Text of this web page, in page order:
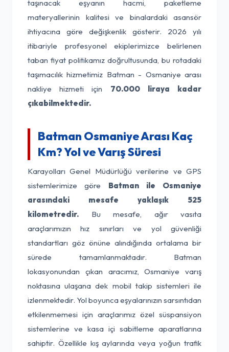
taşınacak eşyanın hacmi, paketleme
materyallerinin kalitesi ve binalardaki asansör
ihtiyacına göre değişkenlik gösterir. 2026 yılı
itibariyle profesyonel ekiplerimizce belirlenen
taban fiyat politikamız doğrultusunda, bu rotadaki
taşımacılık hizmetimiz Batman - Osmaniye arası
nakliye hizmeti için 70.000 liraya kadar
çıkabilmektedir.
Batman Osmaniye Arası Kaç
Km? Yol ve Varış Süresi
Karayolları Genel Müdürlüğü verilerine ve GPS
sistemlerimize göre Batman ile Osmaniye
arasındaki mesafe yaklaşık 525
kilometredir. Bu mesafe, ağır vasıta
araçlarımızın hız sınırları ve yol güvenliği
standartları göz önüne alındığında ortalama bir
sürede tamamlanmaktadır. Batman
lokasyonundan çıkan aracımız, Osmaniye varış
noktasına ulaşana dek mobil takip sistemleri ile
izlenmektedir. Yol boyunca eşyalarınızın sarsıntıdan
etkilenmemesi için araçlarımız özel süspansiyon
sistemlerine ve kasa içi sabitleme aparatlarına
sahiptir. Özellikle kış aylarında veya yoğun trafik